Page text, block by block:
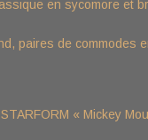
en sycomore et
paires de commodes
« Mickey